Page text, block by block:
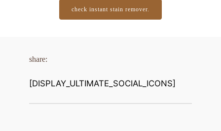
check instant stain remover.
share:
[DISPLAY_ULTIMATE_SOCIAL_ICONS]